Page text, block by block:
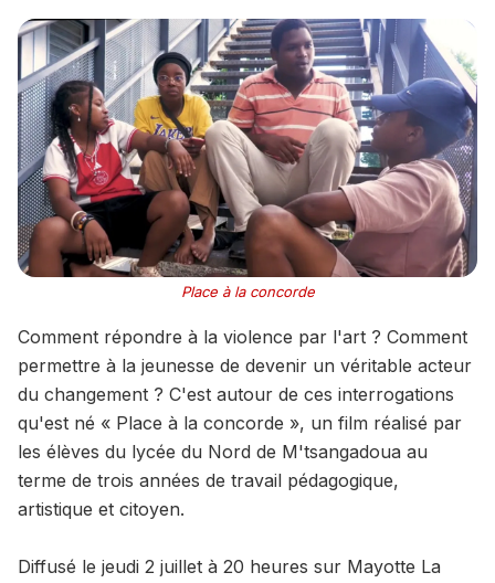
Place à la concorde
Comment répondre à la violence par l'art ? Comment
permettre à la jeunesse de devenir un véritable acteur
du changement ? C'est autour de ces interrogations
qu'est né « Place à la concorde », un film réalisé par
les élèves du lycée du Nord de M'tsangadoua au
terme de trois années de travail pédagogique,
artistique et citoyen.
Diffusé le jeudi 2 juillet à 20 heures sur Mayotte La